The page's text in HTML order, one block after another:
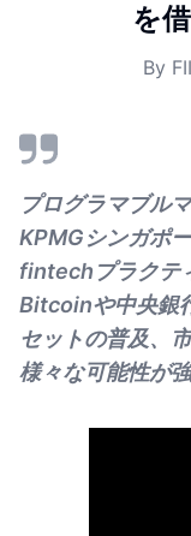
を
By
プログラマブル
KPMGシンガポ
fintechプラクテ
Bitcoinや中央銀
セットの普及、
様々な可能性が